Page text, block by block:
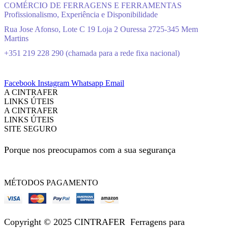
COMÉRCIO DE FERRAGENS E FERRAMENTAS
Profissionalismo, Experiência e Disponibilidade
Rua Jose Afonso, Lote C 19 Loja 2 Ouressa 2725-345 Mem
Martins
+351 219 228 290 (chamada para a rede fixa nacional)
Facebook Instagram Whatsapp Email
A CINTRAFER
LINKS ÚTEIS
A CINTRAFER
LINKS ÚTEIS
SITE SEGURO
Porque nos preocupamos com a sua segurança
MÉTODOS PAGAMENTO
Copyright © 2025 CINTRAFER Ferragens para